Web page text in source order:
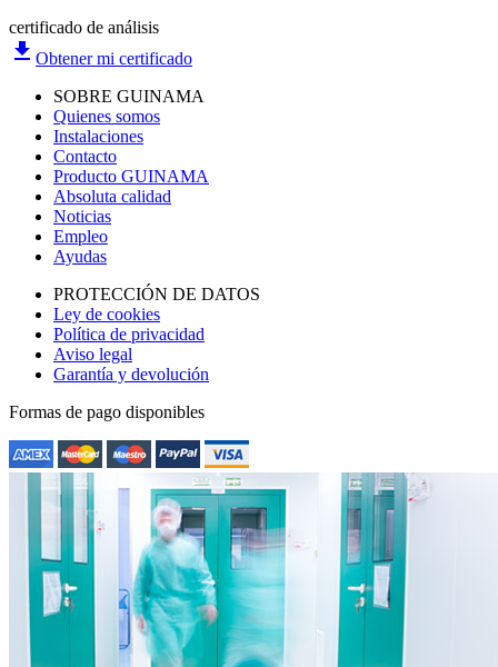
certificado de análisis
file_download Obtener mi certificado
SOBRE GUINAMA
Quienes somos
Instalaciones
Contacto
Producto GUINAMA
Absoluta calidad
Noticias
Empleo
Ayudas
PROTECCIÓN DE DATOS
Ley de cookies
Política de privacidad
Aviso legal
Garantía y devolución
Formas de pago disponibles